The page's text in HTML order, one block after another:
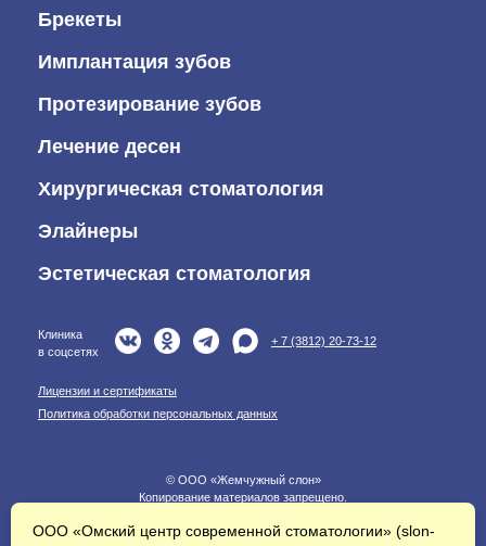
Брекеты
Имплантация зубов
Протезирование зубов
Лечение десен
Хирургическая стоматология
Элайнеры
Эстетическая стоматология
Клиника
в соцсетях
+ 7 (3812) 20-73-12
Лицензии и сертификаты
Политика обработки персональных данных
© ООО «Жемчужный слон»
Копирование материалов запрещено.
* Информация на сайте не является публичной офертой. Вся
ООО «Омский центр современной стоматологии» (slon-